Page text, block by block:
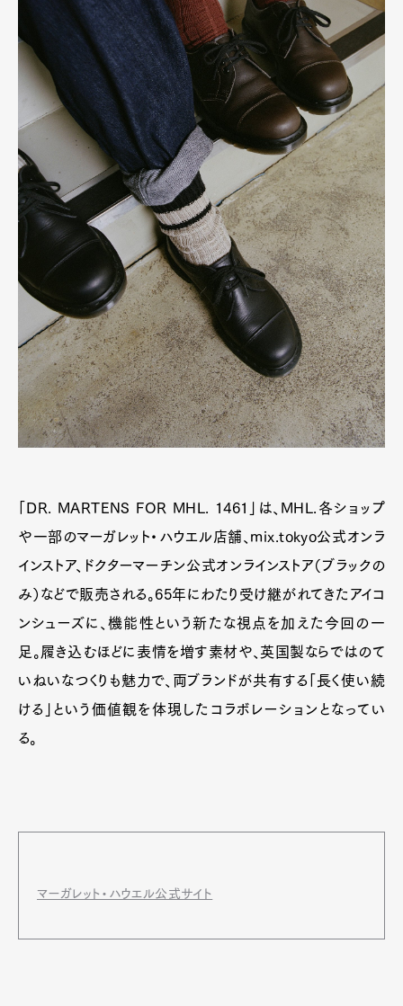
「DR. MARTENS FOR MHL. 1461」は、MHL.各ショップ
や一部のマーガレット・ハウエル店舗、mix.tokyo公式オンラ
インストア、ドクターマーチン公式オンラインストア（ブラックの
み）などで販売される。65年にわたり受け継がれてきたアイコ
ンシューズに、機能性という新たな視点を加えた今回の一
足。履き込むほどに表情を増す素材や、英国製ならではのて
いねいなつくりも魅力で、両ブランドが共有する「長く使い続
ける」という価値観を体現したコラボレーションとなってい
る。
マーガレット・ハウエル公式サイト